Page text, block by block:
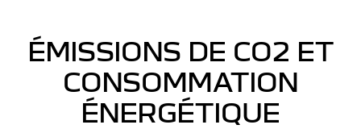
ÉMISSIONS DE CO2 ET
CONSOMMATION
ÉNERGÉTIQUE